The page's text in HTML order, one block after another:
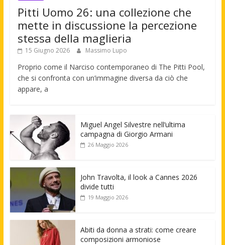
Pitti Uomo 26: una collezione che
mette in discussione la percezione
stessa della maglieria
15 Giugno 2026 Massimo Lupo
Proprio come il Narciso contemporaneo di The Pitti Pool,
che si confronta con un’immagine diversa da ciò che
appare, a
Miguel Angel Silvestre nell’ultima
campagna di Giorgio Armani
26 Maggio 2026
John Travolta, il look a Cannes 2026
divide tutti
19 Maggio 2026
Abiti da donna a strati: come creare
composizioni armoniose